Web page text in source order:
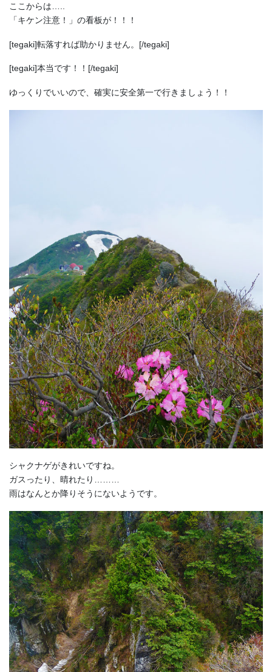
ここからは…..
「キケン注意！」の看板が！！！
[tegaki]転落すれば助かりません。[/tegaki]
[tegaki]本当です！！[/tegaki]
ゆっくりでいいので、確実に安全第一で行きましょう！！
シャクナゲがきれいですね。
ガスったり、晴れたり………
雨はなんとか降りそうにないようです。